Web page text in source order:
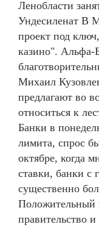
Ленобласти
Ундесиленат В
проект под
казино". Альфа-
Михаил
предлагают во
относиться к
Банки в
лимита, спрос
октябре, когда
ставки, банки с
существенно
Положительный
правительство